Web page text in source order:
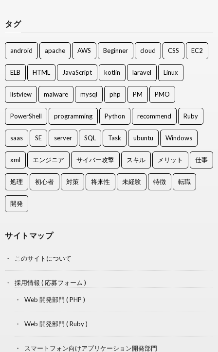
タグ
android apache AWS Beginner cloud CSS EC2
ELB HTML JavaScript kotlin laravel Linux
listview malware mysql php PM PMO
PowerShell programming Python recommend Ruby
saas SE server SQL Task ubuntu Windows
xml エンジニア サイバー攻撃 スキル メリット 仕事
処理 初心者 対策 将来性 未経験 特徴 転職
開発
サイトマップ
このサイトについて
採用情報 ( 応募フォーム )
Web 開発部門 ( PHP )
Web 開発部門 ( Ruby )
スマートフォン向けアプリケーション開発部門